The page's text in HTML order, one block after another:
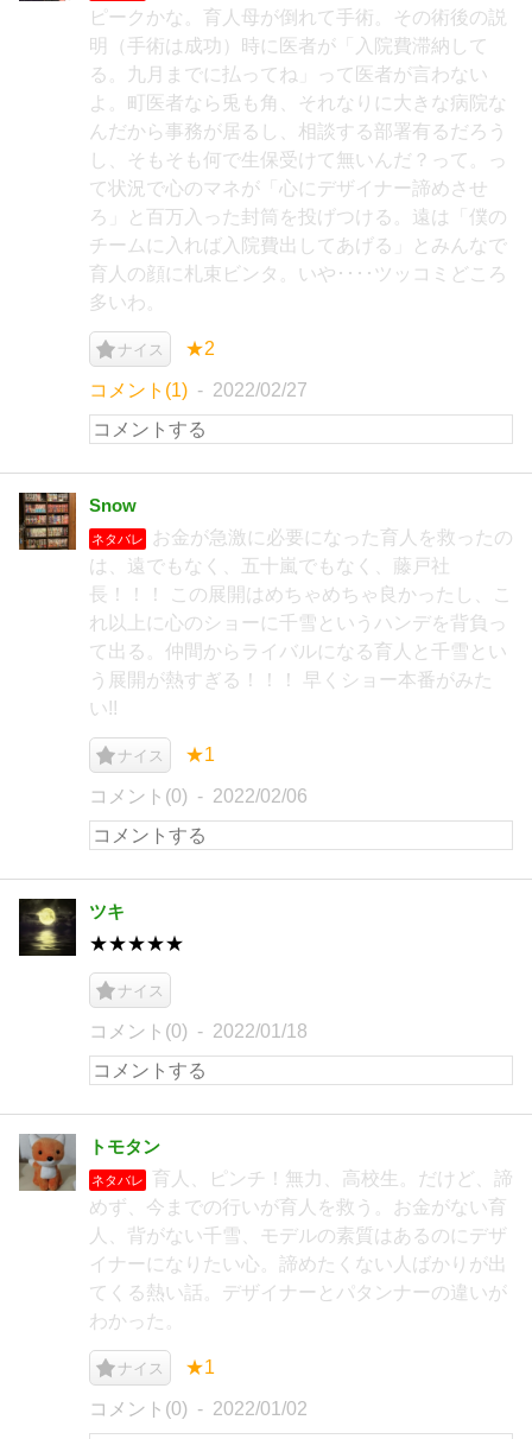
ピークかな。育人母が倒れて手術。その術後の説
明（手術は成功）時に医者が「入院費滞納して
る。九月までに払ってね」って医者が言わない
よ。町医者なら兎も角、それなりに大きな病院な
んだから事務が居るし、相談する部署有るだろう
し、そもそも何で生保受けて無いんだ？って。っ
て状況で心のマネが「心にデザイナー諦めさせ
ろ」と百万入った封筒を投げつける。遠は「僕の
チームに入れば入院費出してあげる」とみんなで
育人の顔に札束ビンタ。いや････ツッコミどころ
多いわ。
ナイス ★2
コメント(1) 2022/02/27
Snow
ネタバレ
お金が急激に必要になった育人を救ったの
は、遠でもなく、五十嵐でもなく、藤戸社
長！！！ この展開はめちゃめちゃ良かったし、こ
れ以上に心のショーに千雪というハンデを背負っ
て出る。仲間からライバルになる育人と千雪とい
う展開が熱すぎる！！！ 早くショー本番がみた
い!!
ナイス ★1
コメント(0) 2022/02/06
ツキ
★★★★★
ナイス
コメント(0) 2022/01/18
トモタン
ネタバレ
育人、ピンチ！無力、高校生。だけど、諦
めず、今までの行いが育人を救う。お金がない育
人、背がない千雪、モデルの素質はあるのにデザ
イナーになりたい心。諦めたくない人ばかりが出
てくる熱い話。デザイナーとパタンナーの違いが
わかった。
ナイス ★1
コメント(0) 2022/01/02